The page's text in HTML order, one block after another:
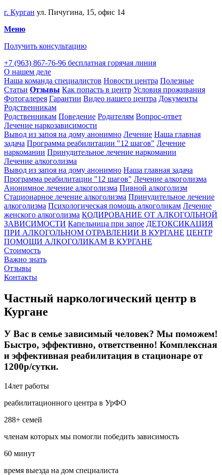
г. Курган ул. Пичугина, 15, офис 14
Меню
Получить консультацию
+7 (963) 867-76-96 бесплатная горячая линия
О нашем деле
Наша команда специалистов Новости центра Полезные
Статьи Отзывы Как попасть в центр Условия проживания
Фотогалерея Гарантии Видео нашего центра Документы
Родственникам
Родственникам Поведение Родителям Вопрос-ответ
Лечение наркозависимости
Вывод из запоя на дому анонимно Лечение Наша главная
задача Программа реабилитации "12 шагов" Лечение
наркомании Принудительное лечение наркомании
Лечение алкоголизма
Вывод из запоя на дому анонимно Наша главная задача
Программа реабилитации "12 шагов" Лечение алкоголизма
Анонимное лечение алкоголизма Пивной алкоголизм
Стационарное лечение алкоголизма Принудительное лечение
алкоголизма Психологическая помощь алкоголикам Лечение
женского алкоголизма КОДИРОВАНИЕ ОТ АЛКОГОЛЬНОЙ
ЗАВИСИМОСТИ Капельница при запое ДЕТОКСИКАЦИЯ
ПРИ АЛКОГОЛЬНОМ ОТРАВЛЕНИИ В КУРГАНЕ ЦЕНТР
ПОМОЩИ АЛКОГОЛИКАМ В КУРГАНЕ
Стоимость
Важно знать
Отзывы
Контакты
Частный наркологический центр в
Кургане
У Вас в семье зависимый человек? Мы поможем!
Быстро, эффективно, ответственно! Комплексная
и эффективная реабилитация в стационаре от
1200р/сутки.
14лет работы
реабилитационного центра в УрФО
288+ семей
членам которых мы помогли победить зависимость
60 минут
время выезда на дом специалиста